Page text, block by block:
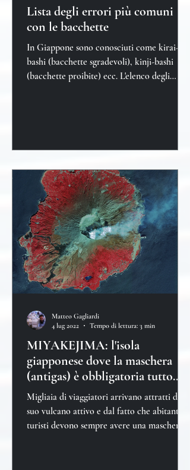
Lista degli errori più comuni
con le bacchette
In Giappone sono conosciuti come kirai-
bashi (bacchette sgradevoli), kinji-bashi
(bacchette proibite) ecc. L'elenco degli
MIYAKEJIMA: l'isola
giapponese dove la maschera
(antigas) è obbligatoria tutto
l'anno
Migliaia di viaggiatori arrivano attratti dal
suo vulcano attivo e dal fatto che abitanti e
turisti devono sempre avere una maschera
Matteo Gagliardi
4 lug 2022
Tempo di lettura: 3 min